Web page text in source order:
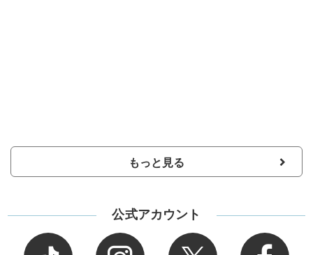
もっと見る
公式アカウント